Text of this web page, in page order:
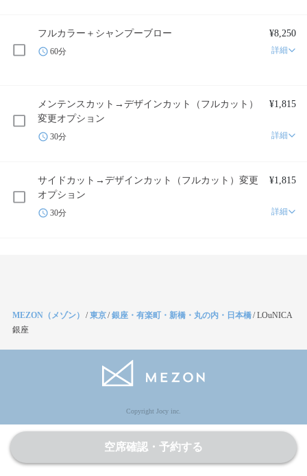
フルカラー＋シャンプーブロー ¥8,250
60分 詳細
メンテンスカット→デザインカット（フルカット）
変更オプション
¥1,815
30分 詳細
サイドカット→デザインカット（フルカット）変更
オプション
¥1,815
30分 詳細
空席確認・予約する
MEZON（メゾン） /東京/銀座・有楽町・新橋・丸の内・日本橋/LOuNICA
銀座
Copyright Jocy inc.